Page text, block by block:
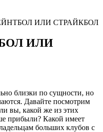
ИЛИ СТРАЙКБОЛ
ИЛИ
близки по сущности, но
Давайте посмотрим
вы, какой же из этих
прибыли? Какой имеет
больших клубов с